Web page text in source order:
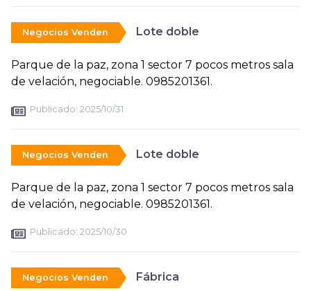
Negocios Venden Lote doble
Parque de la paz, zona 1 sector 7 pocos metros sala
de velación, negociable. 0985201361.
Publicado: 2025/10/31
Negocios Venden Lote doble
Parque de la paz, zona 1 sector 7 pocos metros sala
de velación, negociable. 0985201361.
Publicado: 2025/10/30
Negocios Venden Fábrica